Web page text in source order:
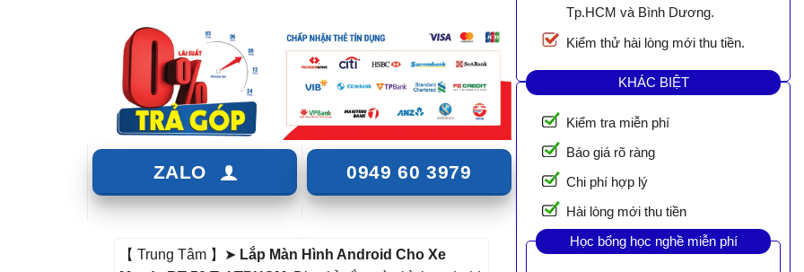
ZALO 0949 60 3979
【 Trung Tâm 】➤ Lắp Màn Hình Android Cho Xe
Tp.HCM và Bình Dương.
Kiểm thử hài lòng mới thu tiền.
KHÁC BIỆT
Kiểm tra miễn phí
Báo giá rõ ràng
Chi phí hợp lý
Hài lòng mới thu tiền
Học bổng học nghề miễn phí